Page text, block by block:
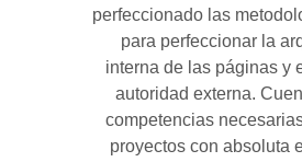
perfeccionado las
para perfeccionar la
interna de las páginas y
autoridad externa.
competencias
proyectos con absoluta